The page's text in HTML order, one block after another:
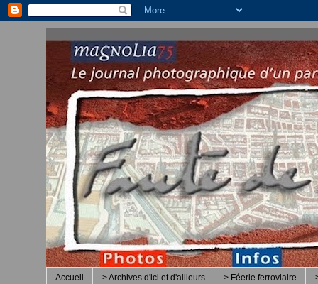
Accueil > Archives d'ici et d'ailleurs > Féerie ferroviaire